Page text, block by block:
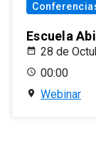
Escuela
28 de
00:00
Webinar